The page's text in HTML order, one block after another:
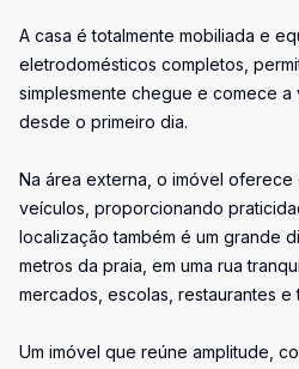
A casa é totalmente mobiliada e
eletrodomésticos completos,
simplesmente chegue e comece a
desde o primeiro dia.
Na área externa, o imóvel oferece
veículos, proporcionando
localização também é um grande
metros da praia, em uma rua
mercados, escolas, restaurantes
Um imóvel que reúne amplitude,